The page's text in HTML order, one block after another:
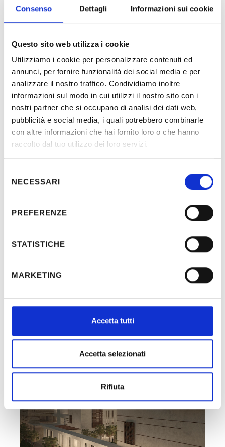
Consenso Dettagli Informazioni sui cookie
Questo sito web utilizza i cookie
Utilizziamo i cookie per personalizzare contenuti ed
annunci, per fornire funzionalità dei social media e per
analizzare il nostro traffico. Condividiamo inoltre
informazioni sul modo in cui utilizzi il nostro sito con i
nostri partner che si occupano di analisi dei dati web,
pubblicità e social media, i quali potrebbero combinarle
con altre informazioni che hai fornito loro o che hanno
raccolto dal tuo utilizzo dei loro servizi.
delNECESSARI
PREFERENZE
STATISTICHE
MARKETING
Accetta tutti
Accetta selezionati
Rifiuta
Description
Detail design of electrical system, fire detection system,
CCTV, CATV, LAN, ACS and supervision system of new
building Ministry of Education in Erbil – Kurdistan.
Location: